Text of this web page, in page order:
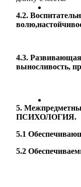
4.2.
4.3.
выносливость,
5.
ПСИХОЛОГИЯ.
5.1
5.2